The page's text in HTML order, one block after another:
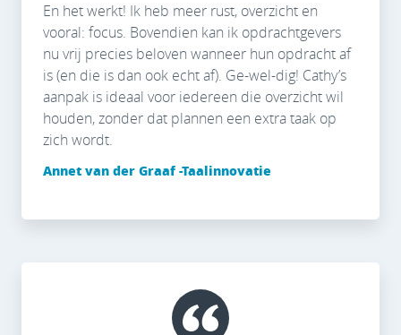
En het werkt! Ik heb meer rust, overzicht en
vooral: focus. Bovendien kan ik opdrachtgevers
nu vrij precies beloven wanneer hun opdracht af
is (en die is dan ook echt af). Ge-wel-dig! Cathy’s
aanpak is ideaal voor iedereen die overzicht wil
houden, zonder dat plannen een extra taak op
zich wordt.
Annet van der Graaf -Taalinnovatie